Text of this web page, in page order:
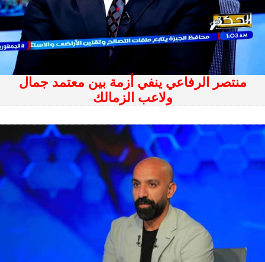
منتصر الرفاعي ينفي أزمة بين معتمد جمال
ولاعب الزمالك